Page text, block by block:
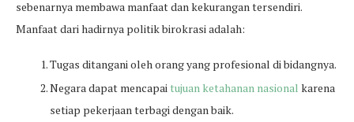
sebenarnya membawa manfaat dan kekurangan tersendiri.
Manfaat dari hadirnya politik birokrasi adalah:
Tugas ditangani oleh orang yang profesional di bidangnya.
Negara dapat mencapaitujuan ketahanan nasional karena
setiap pekerjaan terbagi dengan baik.